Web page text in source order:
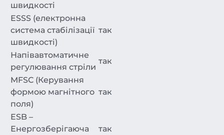
швидкості
ESSS (електронна
система стабілізації
швидкості)
так
Напівавтоматичне
регулювання стріли
так
MFSC (Керування
формою магнітного
поля)
так
ESB –
Енергозберігаюча
так